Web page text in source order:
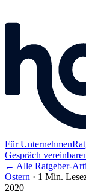
Für Unternehmen
Gespräch
← Alle Ratgeber-
Ostern · 1 Min.
2020